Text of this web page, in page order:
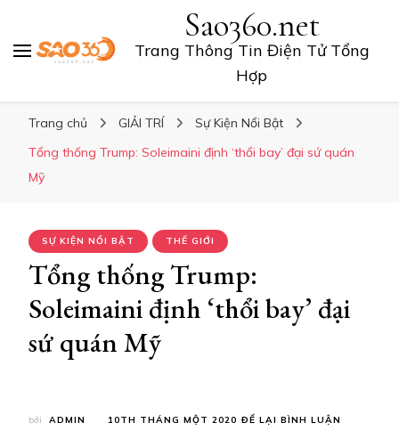
Sao360.net
Trang Thông Tin Điện Tử Tổng
Hợp
Trang chủ GIẢI TRÍ
Sự Kiện Nổi Bật
Tổng thống Trump: Soleimaini định ‘thổi bay’ đại sứ quán
Mỹ
SỰ KIỆN NỔI BẬT THẾ GIỚI
Tổng thống Trump:
Soleimaini định ‘thổi bay’ đại
sứ quán Mỹ
bởi ADMIN 10TH THÁNG MỘT 2020 ĐỂ LẠI BÌNH LUẬN